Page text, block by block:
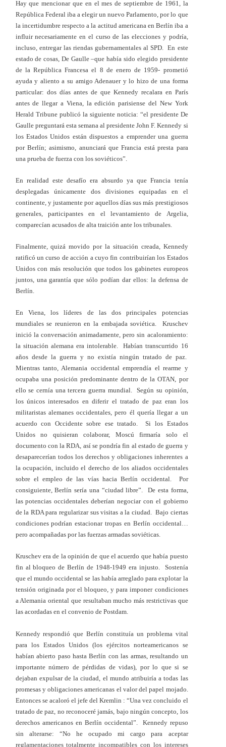
Hay que mencionar que en el mes de septiembre de 1961, la
República Federal iba a elegir un nuevo Parlamento, por lo que
la incertidumbre respecto a la actitud americana en Berlín iba a
influir necesariamente en el curso de las elecciones y podría,
incluso, entregar las riendas gubernamentales al SPD. En este
estado de cosas, De Gaulle –que había sido elegido presidente
de la República Francesa el 8 de enero de 1959- prometió
ayuda y aliento a su amigo Adenauer y lo hizo de una forma
particular: dos días antes de que Kennedy recalara en París
antes de llegar a Viena, la edición parisiense del New York
Herald Tribune publicó la siguiente noticia: “el presidente De
Gaulle preguntará esta semana al presidente John F. Kennedy si
los Estados Unidos están dispuestos a emprender una guerra
por Berlín; asimismo, anunciará que Francia está presta para
una prueba de fuerza con los soviéticos”.
En realidad este desafío era absurdo ya que Francia tenía
desplegadas únicamente dos divisiones equipadas en el
continente, y justamente por aquellos días sus más prestigiosos
generales, participantes en el levantamiento de Argelia,
comparecían acusados de alta traición ante los tribunales.
Finalmente, quizá movido por la situación creada, Kennedy
ratificó un curso de acción a cuyo fin contribuirían los Estados
Unidos con más resolución que todos los gabinetes europeos
juntos, una garantía que sólo podían dar ellos: la defensa de
Berlín.
En Viena, los líderes de las dos principales potencias
mundiales se reunieron en la embajada soviética. Kruschev
inició la conversación animadamente, pero sin acaloramiento:
la situación alemana era intolerable. Habían transcurrido 16
años desde la guerra y no existía ningún tratado de paz.
Mientras tanto, Alemania occidental emprendía el rearme y
ocupaba una posición predominante dentro de la OTAN, por
ello se cernía una tercera guerra mundial. Según su opinión,
los únicos interesados en diferir el tratado de paz eran los
militaristas alemanes occidentales, pero él quería llegar a un
acuerdo con Occidente sobre ese tratado. Si los Estados
Unidos no quisieran colaborar, Moscú firmaría solo el
documento con la RDA, así se pondría fin al estado de guerra y
desaparecerían todos los derechos y obligaciones inherentes a
la ocupación, incluido el derecho de los aliados occidentales
sobre el empleo de las vías hacia Berlín occidental. Por
consiguiente, Berlín sería una “ciudad libre”. De esta forma,
las potencias occidentales deberían negociar con el gobierno
de la RDA para regularizar sus visitas a la ciudad. Bajo ciertas
condiciones podrían estacionar tropas en Berlín occidental…
pero acompañadas por las fuerzas armadas soviéticas.
Kruschev era de la opinión de que el acuerdo que había puesto
fin al bloqueo de Berlín de 1948-1949 era injusto. Sostenía
que el mundo occidental se las había arreglado para explotar la
tensión originada por el bloqueo, y para imponer condiciones
a Alemania oriental que resultaban mucho más restrictivas que
las acordadas en el convenio de Postdam.
Kennedy respondió que Berlín constituía un problema vital
para los Estados Unidos (los ejércitos norteamericanos se
habían abierto paso hasta Berlín con las armas, resultando un
importante número de pérdidas de vidas), por lo que si se
dejaban expulsar de la ciudad, el mundo atribuiría a todas las
promesas y obligaciones americanas el valor del papel mojado.
Entonces se acaloró el jefe del Kremlin : “Una vez concluido el
tratado de paz, no reconoceré jamás, bajo ningún concepto, los
derechos americanos en Berlín occidental”. Kennedy repuso
sin alterarse: “No he ocupado mi cargo para aceptar
reglamentaciones totalmente incompatibles con los intereses